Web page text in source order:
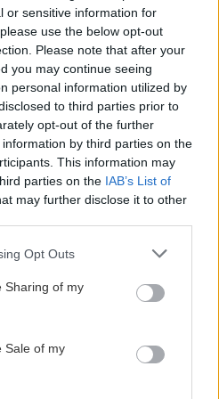
or sensitive information for
use the below opt-out
Please note that after your
you may continue seeing
personal information utilized by
to third parties prior to
opt-out of the further
by third parties on the
This information may
parties on the IAB’s List of
may further disclose it to other
app uses one or more Google
behaviour. You may click to
and its third-party tags to
purposes in below Google
Opt Outs
Sharing of my
Sale of my
μιζέρια, η εγκατάλειψη.
σε ένα ψηφιδωτό
παρά μόνο σαν
αμοντάριστου φιλμ.
τον τίτλο, αυτό
σκυταλοδρομιών,
χαρτί, η πέτρα νικάει το
την πέτρα, τότε θα
συνδέει όλα τα
ιδιότητά τους - μια
θύτη. Ο Μάντης επιχειρεί
κοινωνία, τη μία κρατάς
των άλλων και μία